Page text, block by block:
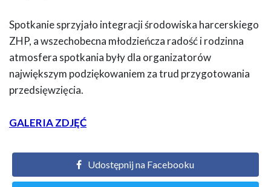
Spotkanie sprzyjało integracji środowiska harcerskiego
ZHP, a wszechobecna młodzieńcza radość i rodzinna
atmosfera spotkania były dla organizatorów
największym podziękowaniem za trud przygotowania
przedsięwzięcia.
GALERIA ZDJĘĆ
Udostępnij na Facebooku